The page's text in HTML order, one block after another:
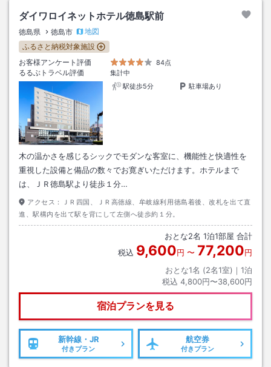
ダイワロイネットホテル徳島駅前
徳島県 徳島市
地図
ふるさと納税対象施設
お客様アンケート評価
84点
るるぶトラベル評価
集計中
駅徒歩5分
駐車場あり
木の温かさを感じるシックでモダンな客室に、機能性と快適性を
重視した設備と備品の数々でお寛ぎいただけます。ホテルまで
は、ＪＲ徳島駅より徒歩１分…
アクセス：
ＪＲ四国、ＪＲ高徳線、牟岐線利用徳島着後、改札を出て直
進、駅構内を出て駅を背にして左側へ徒歩約１分。
おとな2名 1泊1部屋 合計
税込 9,600円 〜 77,200円
おとな1名 (2名1室)｜ 1泊
税込 4,800円〜38,600円
宿泊プランを見る
新幹線・JR
付きプラン
航空券
付きプラン